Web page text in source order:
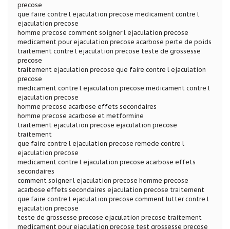
precose
que faire contre l ejaculation precose medicament contre l
ejaculation precose
homme precose comment soigner l ejaculation precose
medicament pour ejaculation precose acarbose perte de poids
traitement contre l ejaculation precose teste de grossesse
precose
traitement ejaculation precose que faire contre l ejaculation
precose
medicament contre l ejaculation precose medicament contre l
ejaculation precose
homme precose acarbose effets secondaires
homme precose acarbose et metformine
traitement ejaculation precose ejaculation precose
traitement
que faire contre l ejaculation precose remede contre l
ejaculation precose
medicament contre l ejaculation precose acarbose effets
secondaires
comment soigner l ejaculation precose homme precose
acarbose effets secondaires ejaculation precose traitement
que faire contre l ejaculation precose comment lutter contre l
ejaculation precose
teste de grossesse precose ejaculation precose traitement
medicament pour ejaculation precose test grossesse precose